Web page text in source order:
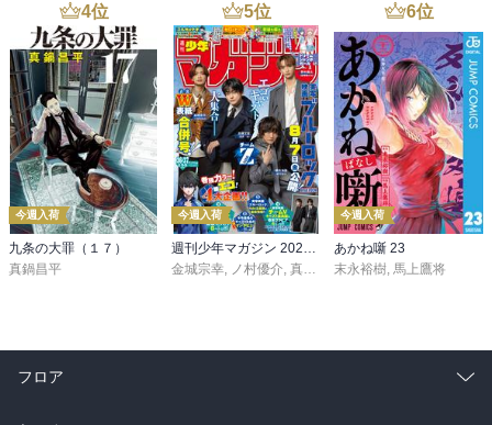
4位
今週入荷
九条の大罪（１７）
真鍋昌平
5位
今週入荷
週刊少年マガジン 2026年36・37号[2026年8月5日発売]
金城宗幸, ノ村優介, 真島ヒロ ,宮島礼吏,新川直司
6位
今週入荷
あかね噺 23
末永裕樹, 馬上鷹将
フロア